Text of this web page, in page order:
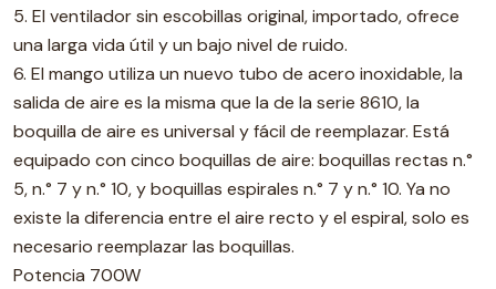
5. El ventilador sin escobillas original, importado, ofrece
una larga vida útil y un bajo nivel de ruido.
6. El mango utiliza un nuevo tubo de acero inoxidable, la
salida de aire es la misma que la de la serie 8610, la
boquilla de aire es universal y fácil de reemplazar. Está
equipado con cinco boquillas de aire: boquillas rectas n.°
5, n.° 7 y n.° 10, y boquillas espirales n.° 7 y n.° 10. Ya no
existe la diferencia entre el aire recto y el espiral, solo es
necesario reemplazar las boquillas.
Potencia 700W